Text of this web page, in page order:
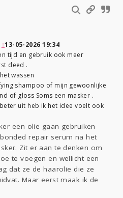
↑13-05-2026 19:34
tijd en gebruik ook meer
deed .
wassen
shampoo of mijn gewoonlijke
of gloss Soms een masker .
uit heb ik het idee voelt ook
een olie gaan gebruiken
repair serum na het
Zit er aan te denken om
te voegen en wellicht een
dat ze de haarolie die ze
Maar eerst maak ik de